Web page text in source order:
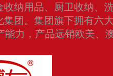
收纳用品、厨卫收纳、
集团。集团旗下拥有六
能力，产品远销欧美、